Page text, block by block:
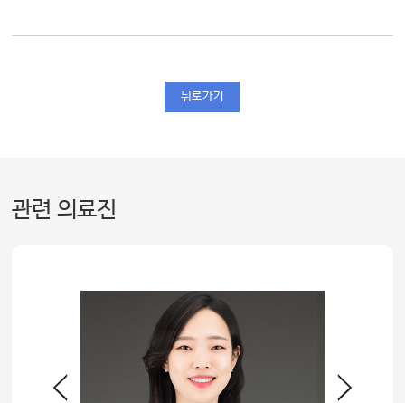
뒤로가기
관련 의료진